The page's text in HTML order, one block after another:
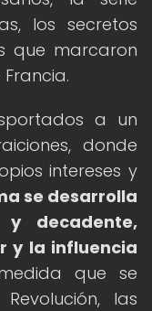
los secretos
que marcaron
a un
donde
intereses y
se desarrolla
decadente,
y la influencia
que se
las